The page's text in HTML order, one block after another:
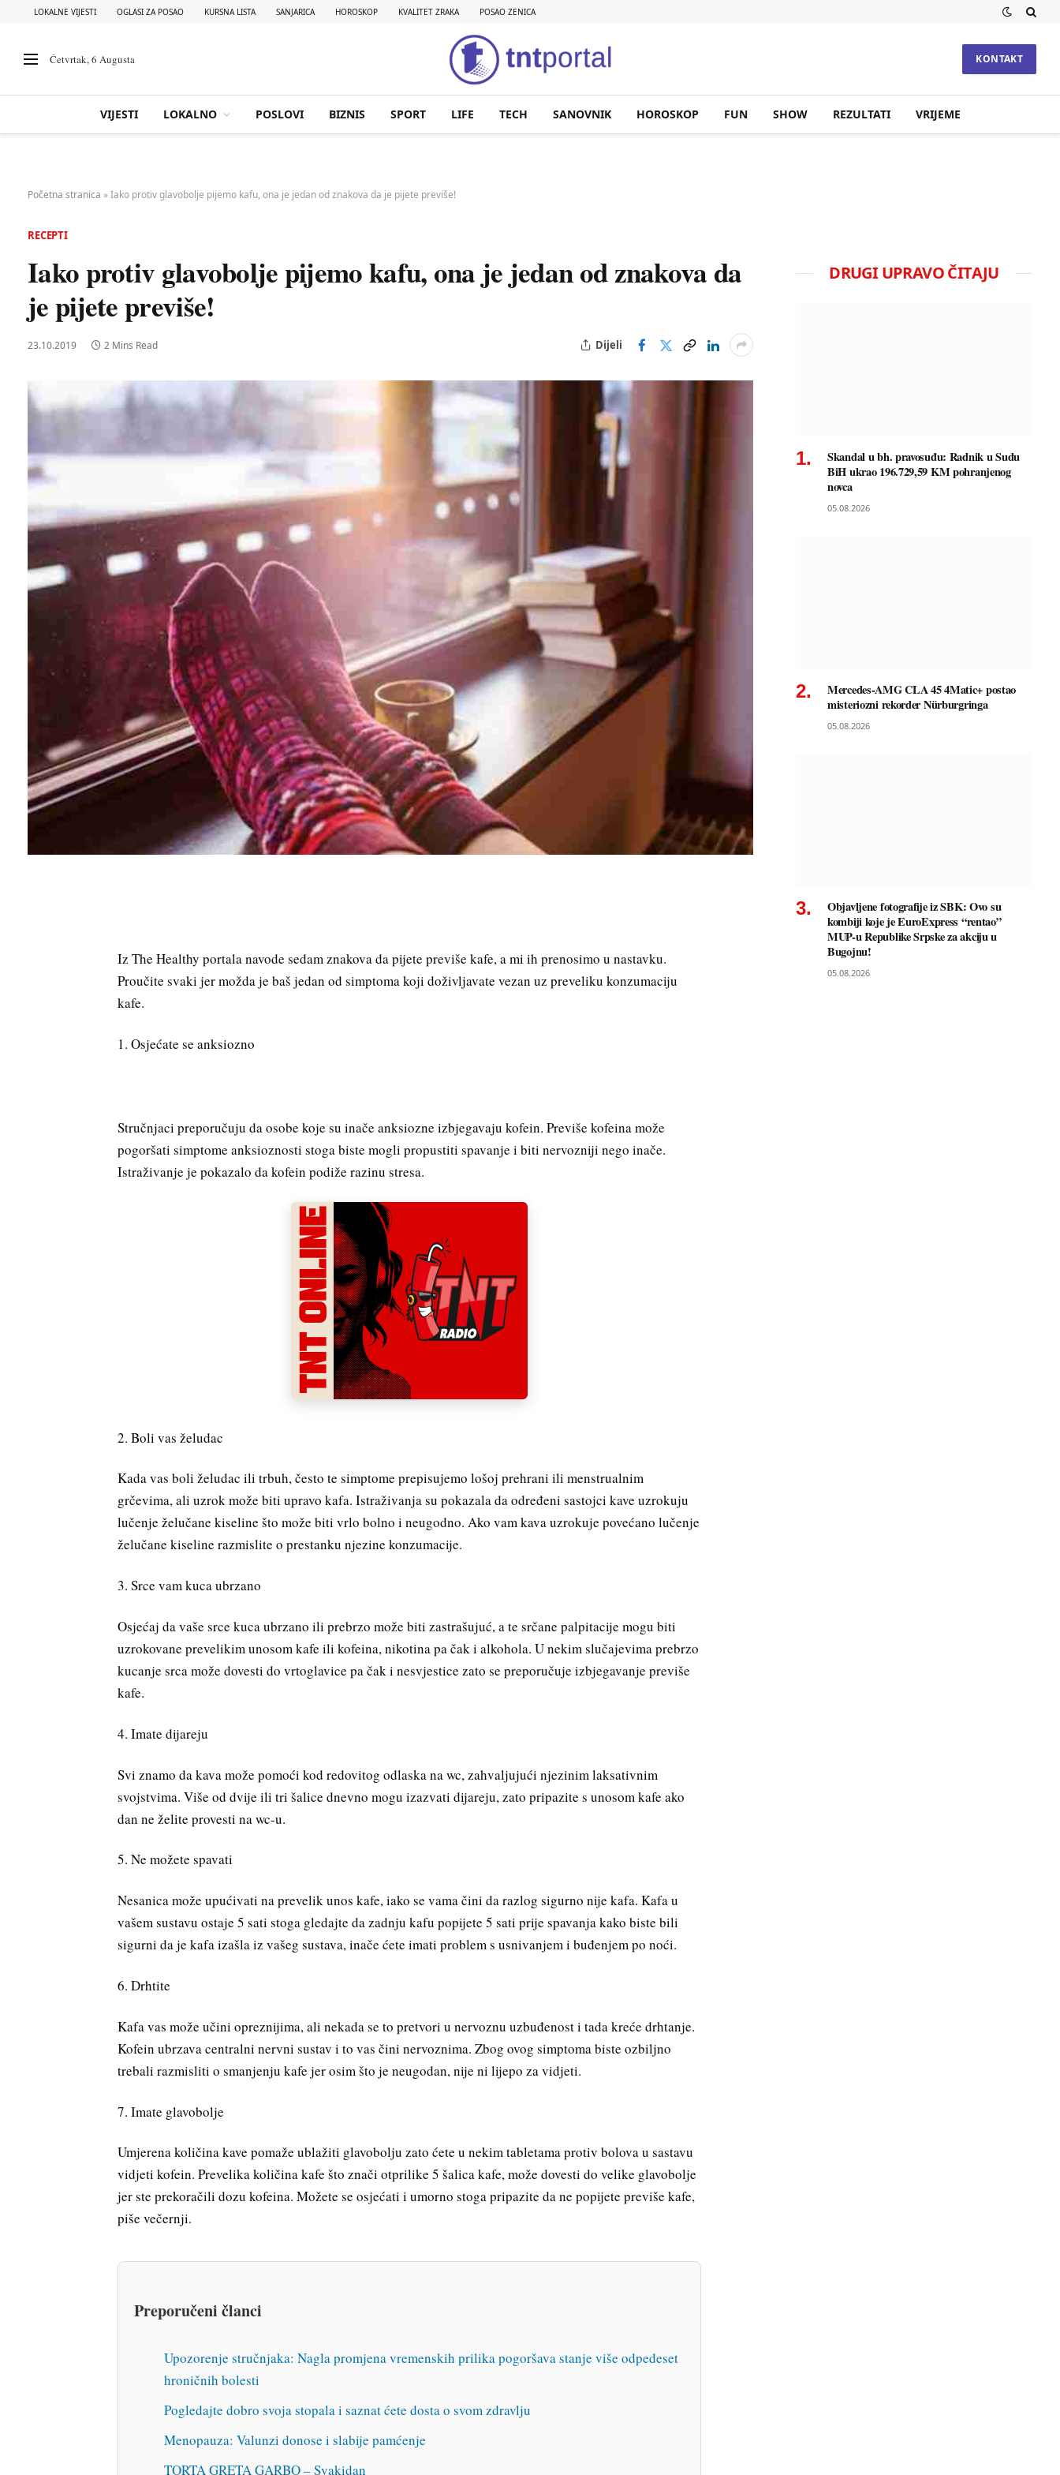
LOKALNE VIJESTI OGLASI ZA POSAO KURSNA LISTA SANJARICA HOROSKOP KVALITET ZRAKA POSAO ZENICA
Četvrtak, 6 Augusta KONTAKT
VIJESTI LOKALNO POSLOVI BIZNIS SPORT LIFE TECH SANOVNIK HOROSKOP FUN SHOW REZULTATI VRIJEME
Početna stranica »Iako protiv glavobolje pijemo kafu, ona je jedan od znakova da je pijete previše!
RECEPTI
Iako protiv glavobolje pijemo kafu, ona je jedan od znakova da
je pijete previše!
23.10.2019 2 Mins Read Dijeli
Iz The Healthy portala navode sedam znakova da pijete previše kafe, a mi ih prenosimo u nastavku.
Proučite svaki jer možda je baš jedan od simptoma koji doživljavate vezan uz preveliku konzumaciju
kafe.
1. Osjećate se anksiozno
Stručnjaci preporučuju da osobe koje su inače anksiozne izbjegavaju kofein. Previše kofeina može
pogoršati simptome anksioznosti stoga biste mogli propustiti spavanje i biti nervozniji nego inače.
Istraživanje je pokazalo da kofein podiže razinu stresa.
2. Boli vas želudac
Kada vas boli želudac ili trbuh, često te simptome prepisujemo lošoj prehrani ili menstrualnim
grčevima, ali uzrok može biti upravo kafa. Istraživanja su pokazala da određeni sastojci kave uzrokuju
lučenje želučane kiseline što može biti vrlo bolno i neugodno. Ako vam kava uzrokuje povećano lučenje
želučane kiseline razmislite o prestanku njezine konzumacije.
3. Srce vam kuca ubrzano
Osjećaj da vaše srce kuca ubrzano ili prebrzo može biti zastrašujuć, a te srčane palpitacije mogu biti
uzrokovane prevelikim unosom kafe ili kofeina, nikotina pa čak i alkohola. U nekim slučajevima prebrzo
kucanje srca može dovesti do vrtoglavice pa čak i nesvjestice zato se preporučuje izbjegavanje previše
kafe.
4. Imate dijareju
Svi znamo da kava može pomoći kod redovitog odlaska na wc, zahvaljujući njezinim laksativnim
svojstvima. Više od dvije ili tri šalice dnevno mogu izazvati dijareju, zato pripazite s unosom kafe ako
dan ne želite provesti na wc-u.
5. Ne možete spavati
Nesanica može upućivati na prevelik unos kafe, iako se vama čini da razlog sigurno nije kafa. Kafa u
vašem sustavu ostaje 5 sati stoga gledajte da zadnju kafu popijete 5 sati prije spavanja kako biste bili
sigurni da je kafa izašla iz vašeg sustava, inače ćete imati problem s usnivanjem i buđenjem po noći.
6. Drhtite
Kafa vas može učini opreznijima, ali nekada se to pretvori u nervoznu uzbuđenost i tada kreće drhtanje.
Kofein ubrzava centralni nervni sustav i to vas čini nervoznima. Zbog ovog simptoma biste ozbiljno
trebali razmisliti o smanjenju kafe jer osim što je neugodan, nije ni lijepo za vidjeti.
7. Imate glavobolje
Umjerena količina kave pomaže ublažiti glavobolju zato ćete u nekim tabletama protiv bolova u sastavu
vidjeti kofein. Prevelika količina kafe što znači otprilike 5 šalica kafe, može dovesti do velike glavobolje
jer ste prekoračili dozu kofeina. Možete se osjećati i umorno stoga pripazite da ne popijete previše kafe,
piše večernji.
Preporučeni članci
Upozorenje stručnjaka: Nagla promjena vremenskih prilika pogoršava stanje više odpedeset
hroničnih bolesti
Pogledajte dobro svoja stopala i saznat ćete dosta o svom zdravlju
Menopauza: Valunzi donose i slabije pamćenje
TORTA GRETA GARBO – Svakidan
DRUGI UPRAVO ČITAJU
Skandal u bh. pravosuđu: Radnik u Sudu
BiH ukrao 196.729,59 KM pohranjenog
novca
05.08.2026
Mercedes-AMG CLA 45 4Matic+ postao
misteriozni rekorder Nürburgringa
05.08.2026
Objavljene fotografije iz SBK: Ovo su
kombiji koje je EuroExpress “rentao”
MUP-u Republike Srpske za akciju u
Bugojnu!
05.08.2026